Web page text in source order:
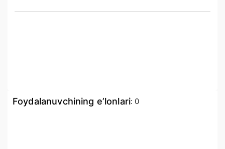
Foydalanuvchining e’lonlari: 0